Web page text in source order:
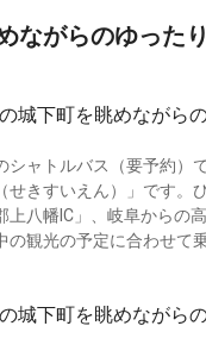
ながらのゆった
ャトルバス（要予約）
きすいえん）」です。
八幡IC」、岐阜からの
観光の予定に合わせて